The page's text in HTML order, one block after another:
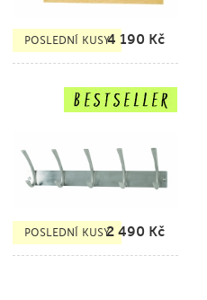
POSLEDNÍ KUSY4 190 Kč
POSLEDNÍ KUSY2 490 Kč